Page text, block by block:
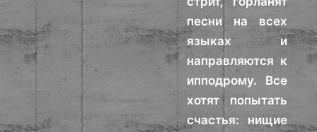
песни на всех
языках и
направляются к
ипподрому. Все
хотят попытать
счастья: нищие